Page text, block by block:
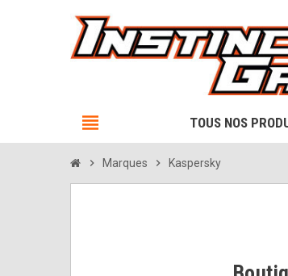
view_headline TOUS NOS
chevron_right Marques chevron_right Kaspersky